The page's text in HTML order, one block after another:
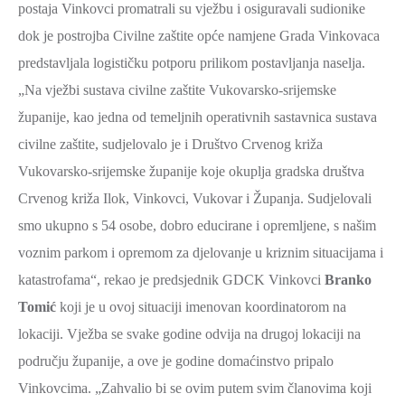
postaja Vinkovci promatrali su vježbu i osiguravali sudionike
dok je postrojba Civilne zaštite opće namjene Grada Vinkovaca
predstavljala logističku potporu prilikom postavljanja naselja.
„Na vježbi sustava civilne zaštite Vukovarsko-srijemske
županije, kao jedna od temeljnih operativnih sastavnica sustava
civilne zaštite, sudjelovalo je i Društvo Crvenog križa
Vukovarsko-srijemske županije koje okuplja gradska društva
Crvenog križa Ilok, Vinkovci, Vukovar i Županja. Sudjelovali
smo ukupno s 54 osobe, dobro educirane i opremljene, s našim
voznim parkom i opremom za djelovanje u kriznim situacijama i
katastrofama“, rekao je predsjednik GDCK Vinkovci Branko
Tomić koji je u ovoj situaciji imenovan koordinatorom na
lokaciji. Vježba se svake godine odvija na drugoj lokaciji na
području županije, a ove je godine domaćinstvo pripalo
Vinkovcima. „Zahvalio bi se ovim putem svim članovima koji